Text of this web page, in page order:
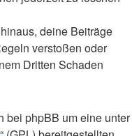
deine Beiträge
verstoßen oder
Dritten Schaden
bei phpBB um eine unter